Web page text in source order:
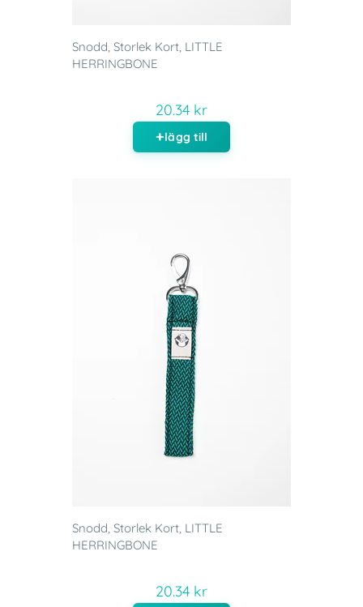
Snodd, Storlek Kort, LITTLE
HERRINGBONE
20.34 kr
lägg till
Snodd, Storlek Kort, LITTLE
HERRINGBONE
20.34 kr